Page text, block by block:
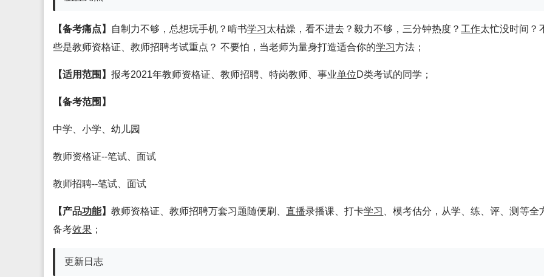
【备考痛点】 自制力不够，总想玩手机？啃书学习太枯燥，看不进去？毅力不够，三分钟热度？ 工作太忙没时间？
些是教师资格证、教师招聘考试重点？ 不要怕，当老师为量身打造适合你的学习方法；
【适用范围】 报考2021年教师资格证、教师招聘、特岗教师、事业单位D类考试的同学；
【备考范围】
中学、小学、幼儿园
教师资格证--笔试、面试
教师招聘--笔试、面试
【产品功能】教师资格证、教师招聘万套习题随便刷、直播录播课、打卡学习
、模考估分，从学、练、评、测等全
备考效果 ；
更新日志